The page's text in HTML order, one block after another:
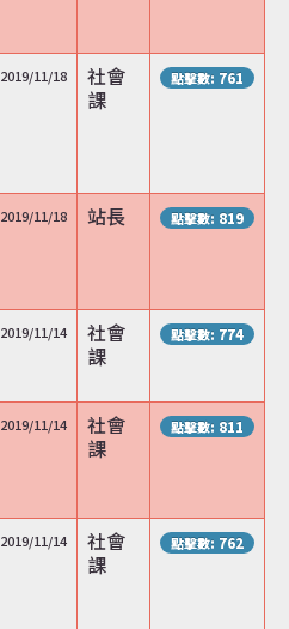
2019/11/18
社會
課
點擊數: 761
2019/11/18 站長 點擊數: 819
2019/11/14
社會
課
點擊數: 774
2019/11/14
社會
課
點擊數: 811
2019/11/14
社會
課
點擊數: 762